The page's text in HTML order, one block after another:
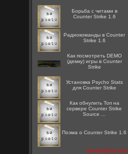
Борьба с читами в
Counter Strike 1.6
Радиокоманды в Counter
Strike 1.6
Как посмотреть DEMO
(демку) игры в Counter
Strike
Установка Psycho Stats
для Counter Strike
Как обнулить Топ на
сервере Counter Strike
Source ...
Поэма о Counter Strike 1.6
посмотреть все